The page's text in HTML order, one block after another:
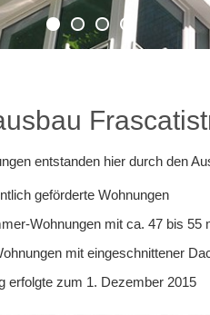
entstanden hier durch den
geförderte Wohnungen
Wohnungen mit ca. 47 bis 55
mit eingeschnittener
erfolgte zum 1. Dezember 2015